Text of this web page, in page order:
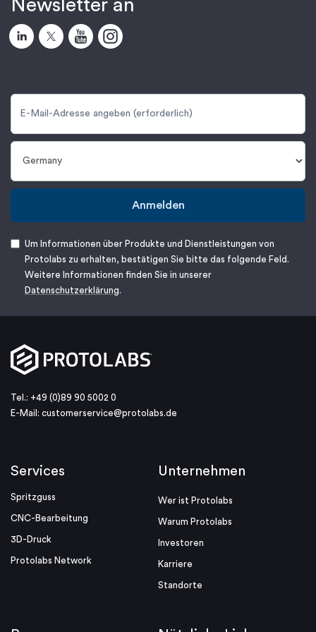
Newsletter an
Anmelden
Um Informationen über Produkte und Dienstleistungen von
Protolabs zu erhalten, bestätigen Sie bitte das folgende Feld.
Weitere Informationen finden Sie in unserer
Datenschutzerklärung.
Tel.: +49 (0)89 90 5002 0
E-Mail: customerservice@protolabs.de
Services
Spritzguss
CNC-Bearbeitung
3D-Druck
Protolabs Network
Unternehmen
Wer ist Protolabs
Warum Protolabs
Investoren
Karriere
Standorte